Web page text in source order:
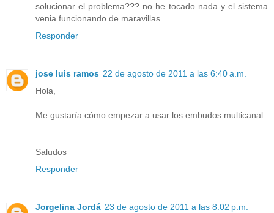
solucionar el problema??? no he tocado nada y el sistema
venia funcionando de maravillas.
Responder
jose luis ramos 22 de agosto de 2011 a las 6:40 a.m.
Hola,
Me gustaría cómo empezar a usar los embudos multicanal.
Saludos
Responder
Jorgelina Jordá 23 de agosto de 2011 a las 8:02 p.m.